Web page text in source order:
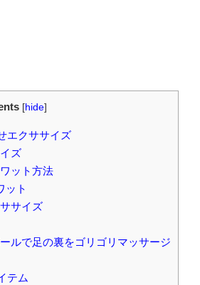
[hide]
エクササイズ
ズ
ット方法
ット
サイズ
ルで足の裏をゴリゴリマッサージ
テム